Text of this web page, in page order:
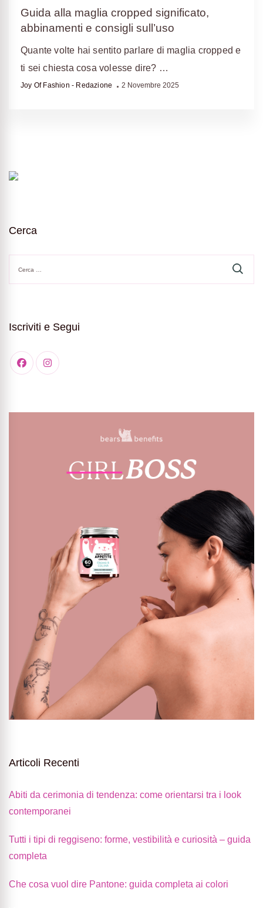
Guida alla maglia cropped significato,
abbinamenti e consigli sull’uso
Quante volte hai sentito parlare di maglia cropped e
ti sei chiesta cosa volesse dire? …
Joy Of Fashion - Redazione 2 Novembre 2025
Cerca
per:
Iscriviti e Segui
Articoli Recenti
Abiti da cerimonia di tendenza: come orientarsi tra i look
contemporanei
Tutti i tipi di reggiseno: forme, vestibilità e curiosità – guida
completa
Che cosa vuol dire Pantone: guida completa ai colori